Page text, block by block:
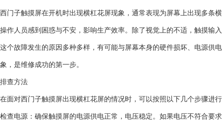
西门子触摸屏在开机时出现横杠花屏现象，通常表现为屏幕上出现多条
操作人员感到困惑与不安，影响生产效率。除了视觉上的不适，触摸输
这个故障发生的原因多种多样，有可能与屏幕本身的硬件损坏、电源供
象，是维修成功的第一步。
排查方法
在面对西门子触摸屏出现横杠花屏的情况时，可以按照以下几个步骤进
检查电源：确保触摸屏的电源供电正常，电压稳定。如果电压不符合要